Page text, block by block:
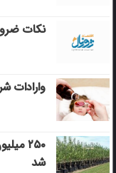
نکات
وارادات
۲۵۰
شد